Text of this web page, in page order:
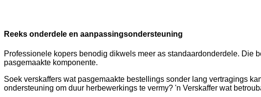
Reeks onderdele en aanpassingsondersteuning
Professionele kopers benodig dikwels meer as standaardonderdele. Die
pasgemaakte komponente.
Soek verskaffers wat pasgemaakte bestellings sonder lang vertragings
ondersteuning om duur herbewerkings te vermy? 'n Verskaffer wat